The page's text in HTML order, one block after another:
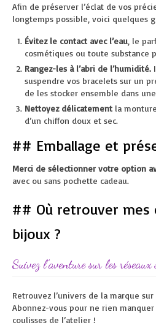
Afin de préserver l’éclat de vos
longtemps possible, voici quelques
Évitez le contact avec l’eau , le
cosmétiques ou toute substance
Rangez-les à l’abri de l’humidité.
suspendre vos bracelets sur un
de les stocker ensemble dans
Nettoyez délicatement la
d’un chiffon doux et sec.
## Emballage et
Merci de sélectionner votre option
avec ou sans pochette cadeau.
## Où retrouver mes
bijoux ?
Suivez l’aventure sur les réseaux
Retrouvez l’univers de la marque sur
Abonnez-vous pour ne rien
coulisses de l’atelier !